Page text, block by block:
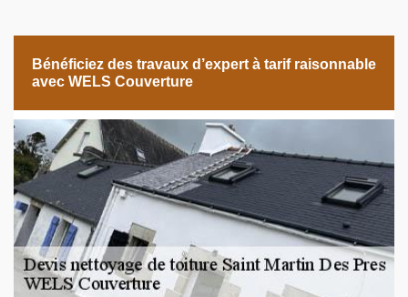
Bénéficiez des travaux d’expert à tarif raisonnable
avec WELS Couverture